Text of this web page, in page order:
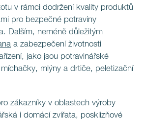
v rámci dodržení kvality produktů
pro bezpečné potraviny
Dalším, neméně důležitým
a zabezpečení životnosti
jako jsou potravinářské
mlýny a drtiče, peletizační
zákazníky v oblastech výroby
i domácí zvířata, posklizňové